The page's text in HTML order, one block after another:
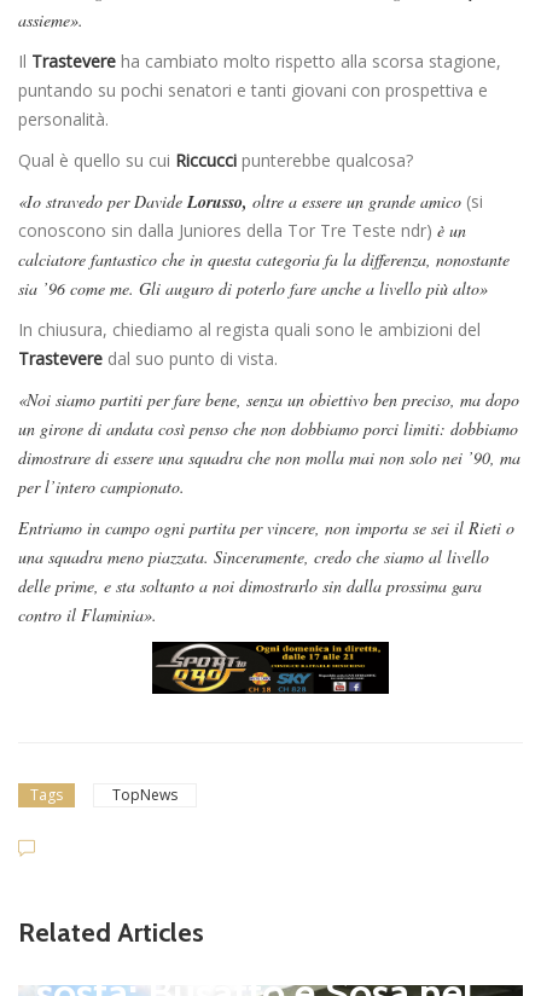
assieme».
Il Trastevere ha cambiato molto rispetto alla scorsa stagione,
puntando su pochi senatori e tanti giovani con prospettiva e
personalità.
Qual è quello su cui Riccucci punterebbe qualcosa?
«Io stravedo per Davide Lorusso, oltre a essere un grande amico (si
conoscono sin dalla Juniores della Tor Tre Teste ndr) è un
calciatore fantastico che in questa categoria fa la differenza, nonostante
sia ’96 come me. Gli auguro di poterlo fare anche a livello più alto»
In chiusura, chiediamo al regista quali sono le ambizioni del
Trastevere dal suo punto di vista.
«Noi siamo partiti per fare bene, senza un obiettivo ben preciso, ma dopo
un girone di andata così penso che non dobbiamo porci limiti: dobbiamo
dimostrare di essere una squadra che non molla mai non solo nei ’90, ma
per l’intero campionato.
Entriamo in campo ogni partita per vincere, non importa se sei il Rieti o
una squadra meno piazzata. Sinceramente, credo che siamo al livello
delle prime, e sta soltanto a noi dimostrarlo sin dalla prossima gara
contro il Flaminia».
Tags TopNews
Related Articles
pagnano), mercato senza